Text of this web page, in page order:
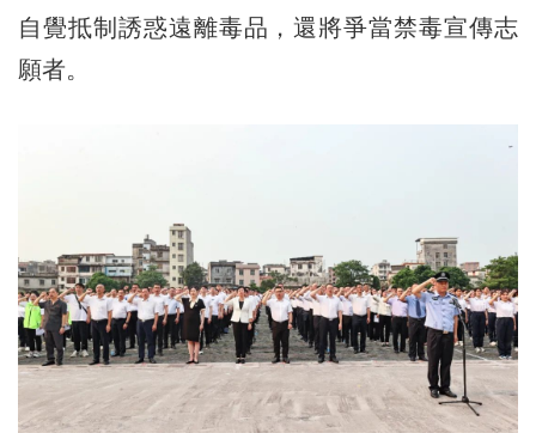
自覺抵制誘惑遠離毒品，還將爭當禁毒宣傳志
願者。